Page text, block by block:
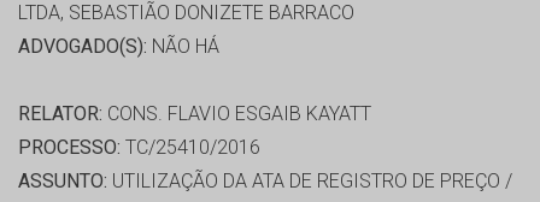
LTDA, SEBASTIÃO DONIZETE BARRACO
ADVOGADO(S): NÃO HÁ
RELATOR: CONS. FLAVIO ESGAIB KAYATT
PROCESSO: TC/25410/2016
ASSUNTO: UTILIZAÇÃO DA ATA DE REGISTRO DE PREÇO /